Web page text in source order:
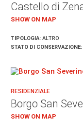
Castello di
SHOW ON MAP
TIPOLOGIA: ALTRO
STATO DI CONSERVAZIONE:
RESIDENZIALE
Borgo San
SHOW ON MAP